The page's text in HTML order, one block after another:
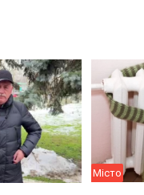
Місто